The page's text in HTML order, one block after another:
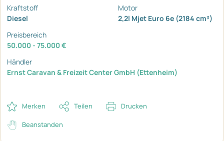
Kraftstoff
Diesel
Motor
2,2l Mjet Euro 6e (2184 cm³)
Preisbereich
50.000 - 75.000 €
Händler
Ernst Caravan & Freizeit Center GmbH (Ettenheim)
Merken Teilen Drucken
Beanstanden